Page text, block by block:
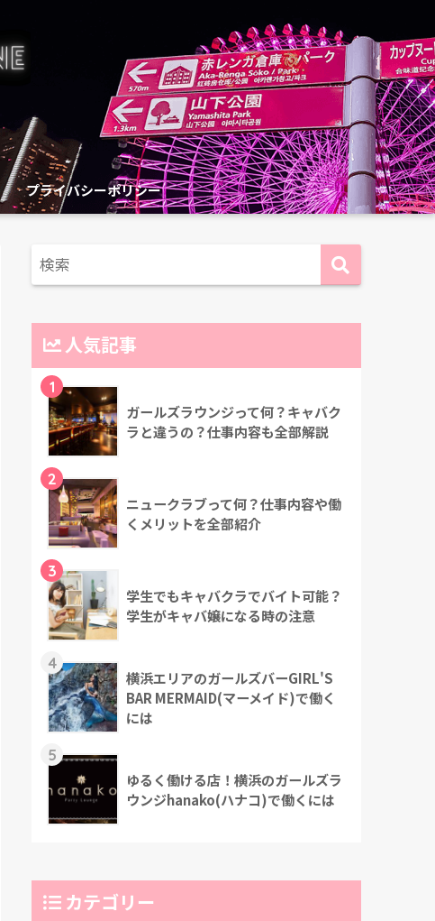
プライバシーポリシー
人気記事
1
ガールズラウンジって何？キャバク
ラと違うの？仕事内容も全部解説
2
ニュークラブって何？仕事内容や働
くメリットを全部紹介
3
学生でもキャバクラでバイト可能？
学生がキャバ嬢になる時の注意
4
横浜エリアのガールズバーGIRL'S
BAR MERMAID(マーメイド)で働く
には
5
ゆるく働ける店！横浜のガールズラ
ウンジhanako(ハナコ)で働くには
カテゴリー